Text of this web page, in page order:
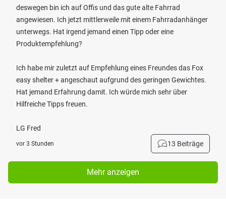
deswegen bin ich auf Offis und das gute alte Fahrrad
angewiesen. Ich jetzt mittlerweile mit einem Fahrradanhänger
unterwegs. Hat irgend jemand einen Tipp oder eine
Produktempfehlung?
Ich habe mir zuletzt auf Empfehlung eines Freundes das Fox
easy shelter + angeschaut aufgrund des geringen Gewichtes.
Hat jemand Erfahrung damit. Ich würde mich sehr über
Hilfreiche Tipps freuen.
LG Fred
vor 3 Stunden 13 Beiträge
Mehr anzeigen